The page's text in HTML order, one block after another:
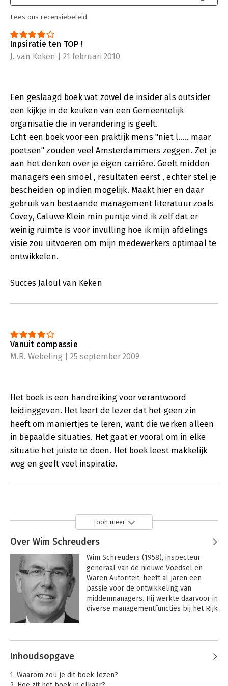
Lees ons recensiebeleid
Inpsiratie ten TOP !
J. van Keken | 21 februari 2010
Een geslaagd boek wat zowel de insider als outsider
een kijkje in de keuken van een Gemeentelijk
organisatie die in verandering is geeft.
Echt een boek voor een praktijk mens "niet l..... maar
poetsen" zouden veel Amsterdammers zeggen. Zet je
aan het denken over je eigen carrière. Geeft midden
managers een smoel , resultaten eerst , echter stel je
bescheiden op indien mogelijk. Maakt hier en daar
gebruik van bestaande management literatuur zoals
Covey, Caluwe Klein min puntje vind ik zelf dat er
weinig ruimte is voor invulling hoe ik mijn afdelings
visie zou uitvoeren om mijn medewerkers optimaal te
ontwikkelen.
Succes Jaloul van Keken
Vanuit compassie
M.R. Webeling | 25 september 2009
Het boek is een handreiking voor verantwoord
leidinggeven. Het leert de lezer dat het geen zin
heeft om maniertjes te leren, want die werken alleen
in bepaalde situaties. Het gaat er vooral om in elke
situatie het juiste te doen. Het boek leest makkelijk
weg en geeft veel inspiratie.
Toon meer
Over Wim Schreuders
Wim Schreuders (1958), inspecteur
generaal van de nieuwe Voedsel en
Waren Autoriteit, heeft al jaren een
passie voor de ontwikkeling van
middenmanagers. Hij werkte daarvoor in
diverse managementfuncties bij het Rijk
eindverantwoordelijke. Vanuit beide
directie voor de middenmanager een
zware opgave is. Een opgave waarbij de
Andere boeken door Wim
Schreuders
Inhoudsopgave
1. Waarom zou je dit boek lezen?